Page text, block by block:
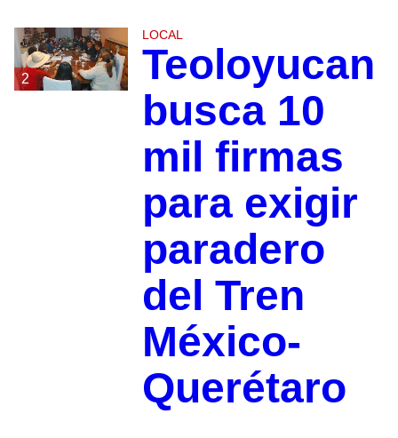
2
LOCAL
Teoloyucan
busca 10
mil firmas
para exigir
paradero
del Tren
México-
Querétaro